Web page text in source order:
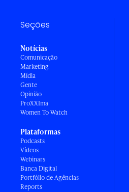
Seções
Notícias
Comunicação
Marketing
Mídia
Gente
Opinião
ProXXIma
Women To Watch
Plataformas
Podcasts
Vídeos
Webinars
Banca Digital
Portfólio de Agências
Reports